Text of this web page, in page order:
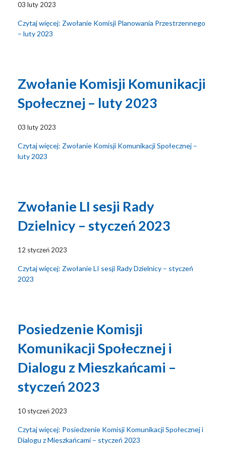
03 luty 2023
Czytaj więcej: Zwołanie Komisji Planowania Przestrzennego
– luty 2023
Zwołanie Komisji Komunikacji
Społecznej – luty 2023
03 luty 2023
Czytaj więcej: Zwołanie Komisji Komunikacji Społecznej –
luty 2023
Zwołanie LI sesji Rady
Dzielnicy – styczeń 2023
12 styczeń 2023
Czytaj więcej: Zwołanie LI sesji Rady Dzielnicy – styczeń
2023
Posiedzenie Komisji
Komunikacji Społecznej i
Dialogu z Mieszkańcami –
styczeń 2023
10 styczeń 2023
Czytaj więcej: Posiedzenie Komisji Komunikacji Społecznej i
Dialogu z Mieszkańcami – styczeń 2023